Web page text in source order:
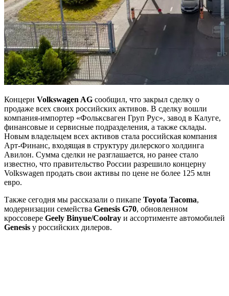
Концерн Volkswagen AG сообщил, что закрыл сделку о
продаже всех своих российских активов. В сделку вошли
компания-импортер «Фольксваген Груп Рус», завод в Калуге,
финансовые и сервисные подразделения, а также склады.
Новым владельцем всех активов стала российская компания
Арт-Финанс, входящая в структуру дилерского холдинга
Авилон. Сумма сделки не разглашается, но ранее стало
известно, что правительство России разрешило концерну
Volkswagen продать свои активы по цене не более 125 млн
евро.
Также сегодня мы рассказали о пикапе Toyota Tacoma,
модернизации семейства Genesis G70, обновленном
кроссовере Geely Binyue/Coolray и ассортименте автомобилей
Genesis у российских дилеров.